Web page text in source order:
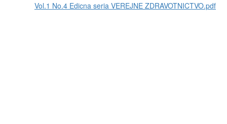
Vol.1 No.4 Edicna seria VEREJNE ZDRAVOTNICTVO.pdf